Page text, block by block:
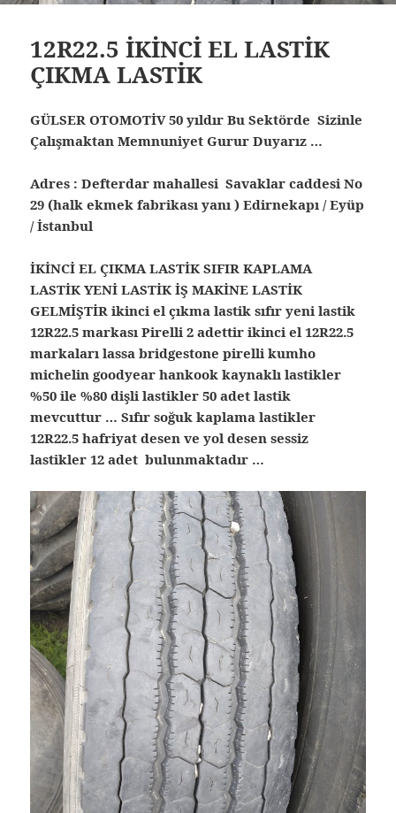
12R22.5 İKİNCİ EL LASTİK
ÇIKMA LASTİK
GÜLSER OTOMOTİV 50 yıldır Bu Sektörde Sizinle
Çalışmaktan Memnuniyet Gurur Duyarız …
Adres : Defterdar mahallesi Savaklar caddesi No
29 (halk ekmek fabrikası yanı ) Edirnekapı / Eyüp
/ İstanbul
İKİNCİ EL ÇIKMA LASTİK SIFIR KAPLAMA
LASTİK YENİ LASTİK İŞ MAKİNE LASTİK
GELMİŞTİR ikinci el çıkma lastik sıfır yeni lastik
12R22.5 markası Pirelli 2 adettir ikinci el 12R22.5
markaları lassa bridgestone pirelli kumho
michelin goodyear hankook kaynaklı lastikler
%50 ile %80 dişli lastikler 50 adet lastik
mevcuttur … Sıfır soğuk kaplama lastikler
12R22.5 hafriyat desen ve yol desen sessiz
lastikler 12 adet bulunmaktadır …